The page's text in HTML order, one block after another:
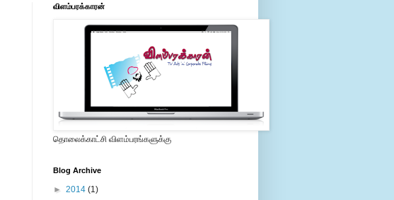
விளம்பரக்காரன்
தொலைக்காட்சி விளம்பரங்களுக்கு
Blog Archive
► 2014 (1)